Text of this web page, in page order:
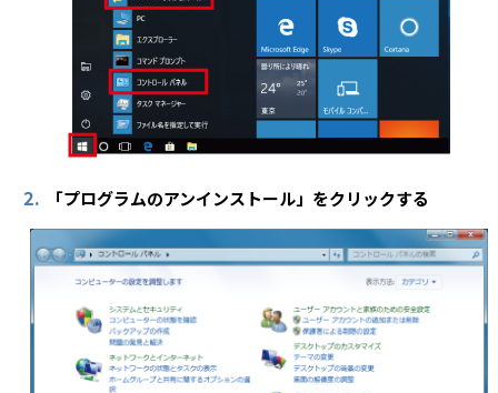
2. 「プログラムのアンインストール」をクリックする